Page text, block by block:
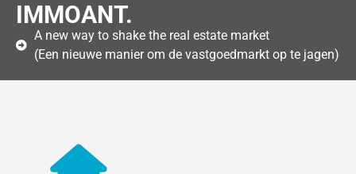
IMMOANT.
A new way to shake the real estate market
(Een nieuwe manier om de vastgoedmarkt op te jagen)